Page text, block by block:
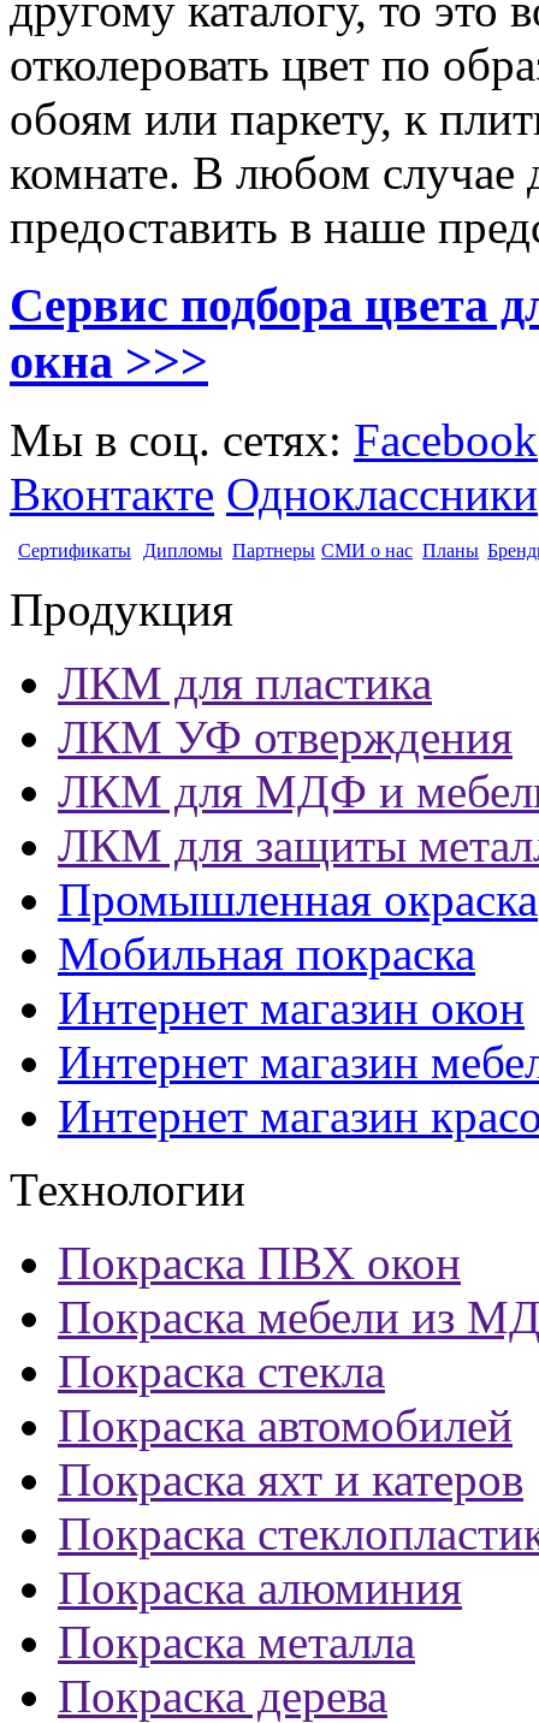
другому каталогу, то
отколеровать цвет по
обоям или паркету, к
комнате. В любом случае
предоставить в наше
Сервис подбора цвета
окна >>>
Мы в соц. сетях: Facebook
Вконтакте Одноклассники
Сертификаты Дипломы Партнеры СМИ о нас Планы
Продукция
ЛКМ для пластика
ЛКМ УФ отверждения
ЛКМ для МДФ и
ЛКМ для защиты
Промышленная окраска
Мобильная покраска
Интернет магазин окон
Интернет магазин
Интернет магазин
Технологии
Покраска ПВХ окон
Покраска мебели из
Покраска стекла
Покраска автомобилей
Покраска яхт и катеров
Покраска
Покраска алюминия
Покраска металла
Покраска дерева